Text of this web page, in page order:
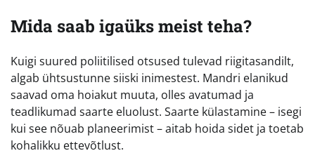
Mida saab igaüks meist teha?
Kuigi suured poliitilised otsused tulevad riigitasandilt,
algab ühtsustunne siiski inimestest. Mandri elanikud
saavad oma hoiakut muuta, olles avatumad ja
teadlikumad saarte eluolust. Saarte külastamine – isegi
kui see nõuab planeerimist – aitab hoida sidet ja toetab
kohalikku ettevõtlust.